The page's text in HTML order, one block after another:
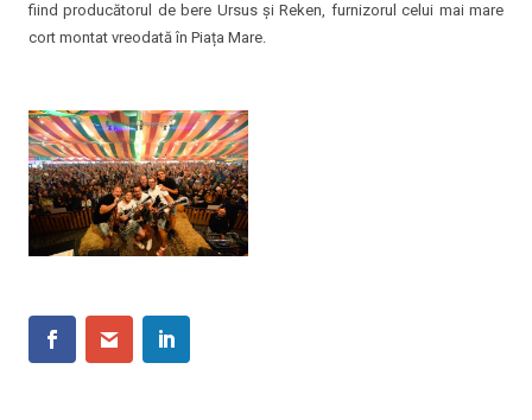
fiind producătorul de bere Ursus și Reken, furnizorul celui mai mare
cort montat vreodată în Piața Mare.